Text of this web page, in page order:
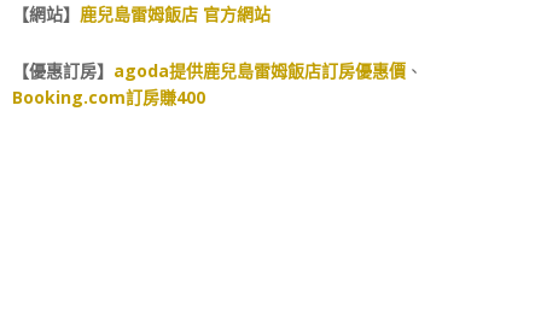
【網站】 鹿兒島雷姆飯店 官方網站
【優惠訂房】 agoda提供鹿兒島雷姆飯店訂房優惠價 、
Booking.com訂房賺400